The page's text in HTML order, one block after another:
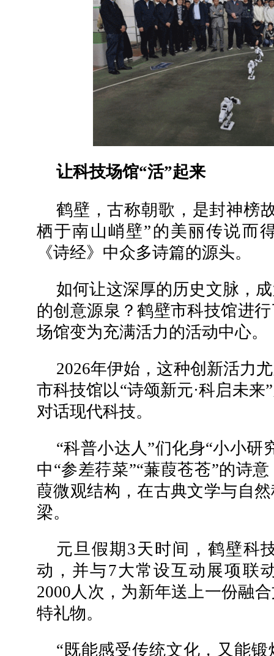
让科技场馆“活”起来
鹤壁，古称朝歌，是封神榜
栖于南山峭壁”的美丽传说而
《诗经》中众多诗篇的源头。
如何让这深厚的历史文脉，
的创意源泉？鹤壁市科技馆进
场馆变为充满活力的活动中心。
2026年伊始，这种创新活力
市科技馆以“诗颂新元·科启未
对话现代科技。
“科普小达人”们化身“小小研
中“参差荇菜”“蒹葭苍苍”的诗
葭微观结构，在古典文学与自
梁。
元旦假期3天时间，鹤壁科
动，并与7大常设互动展项联
2000人次，为新年送上一份融
特礼物。
“既能感受传统文化，又能